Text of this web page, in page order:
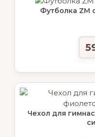
Футболка ZM
Чехол для